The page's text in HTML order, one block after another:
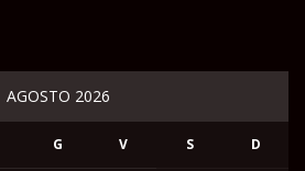
AGOSTO 2026
G V S D